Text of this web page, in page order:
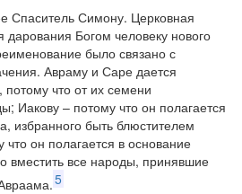
Спаситель Симону. Церковная
дарования Богом человеку нового
было связано с
Авраму и Саре дается
что от их семени
Иакову – потому что он полагается
избранного быть блюстителем
он полагается в основание
вместить все народы, принявшие
5